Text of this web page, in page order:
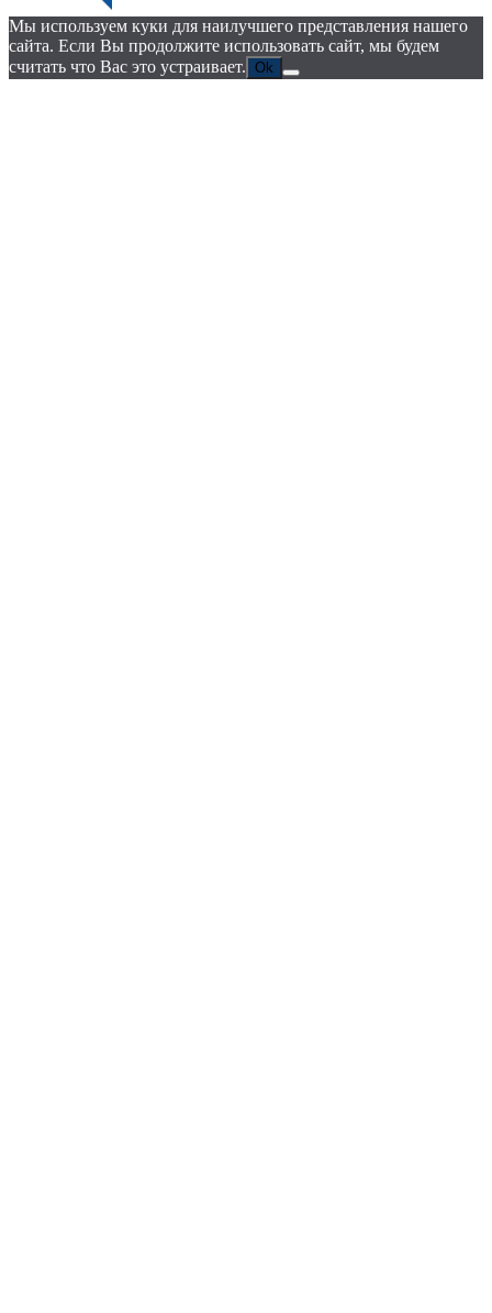
Мы используем куки для наилучшего представления нашего
сайта. Если Вы продолжите использовать сайт, мы будем
считать что Вас это устраивает. Ok